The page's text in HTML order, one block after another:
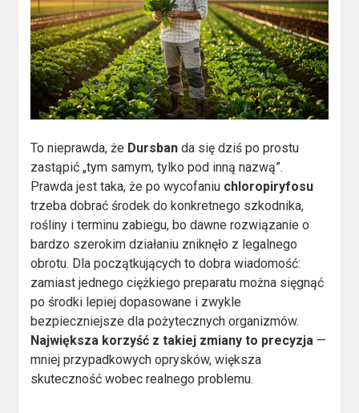
To nieprawda, że Dursban da się dziś po prostu
zastąpić „tym samym, tylko pod inną nazwą”.
Prawda jest taka, że po wycofaniu chloropiryfosu
trzeba dobrać środek do konkretnego szkodnika,
rośliny i terminu zabiegu, bo dawne rozwiązanie o
bardzo szerokim działaniu zniknęło z legalnego
obrotu. Dla początkujących to dobra wiadomość:
zamiast jednego ciężkiego preparatu można sięgnąć
po środki lepiej dopasowane i zwykle
bezpieczniejsze dla pożytecznych organizmów.
Największa korzyść z takiej zmiany to precyzja —
mniej przypadkowych oprysków, większa
skuteczność wobec realnego problemu.